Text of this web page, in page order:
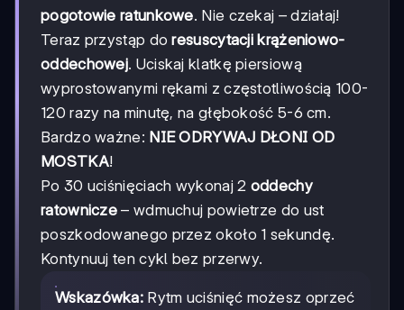
pogotowie ratunkowe. Nie czekaj – działaj!
Teraz przystąp doresuscytacji krążeniowo-
oddechowej. Uciskaj klatkę piersiową
wyprostowanymi rękami z częstotliwością 100-
120 razy na minutę, na głębokość 5-6 cm.
Bardzo ważne: NIE ODRYWAJ DŁONI OD
MOSTKA!
Po 30 uciśnięciach wykonaj 2 oddechy
ratownicze – wdmuchuj powietrze do ust
poszkodowanego przez około 1 sekundę.
Kontynuuj ten cykl bez przerwy.
Wskazówka: Rytm uciśnięć możesz oprzeć